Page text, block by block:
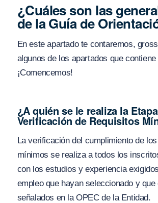
¿Cuáles son las
de la Guía de
En este apartado te contaremos,
algunos de los apartados que
¡Comencemos!
¿A quién se le realiza la
Verificación de Requisitos
La verificación del cumplimiento de
mínimos se realiza a todos los
con los estudios y experiencia
empleo que hayan seleccionado y que
señalados en la OPEC de la Entidad.